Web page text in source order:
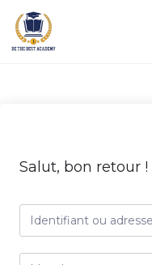
Salut, bon retour !